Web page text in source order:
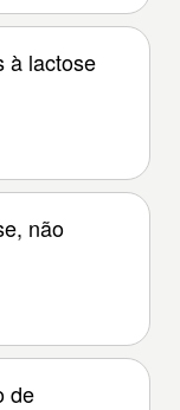
à lactose
não
de